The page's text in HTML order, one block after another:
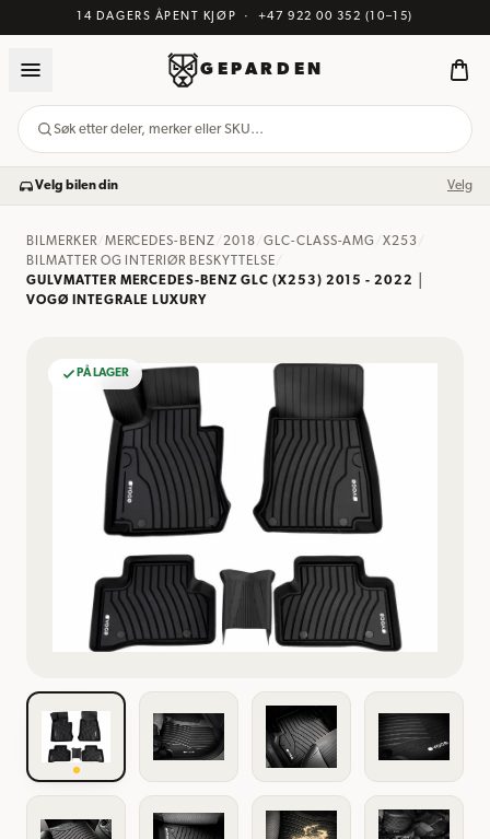
14 DAGERS ÅPENT KJØP · +47 922 00 352 (10–15)
GEPARDEN
Søk etter deler, merker eller SKU…
Velg bilen din Velg
BILMERKER/ MERCEDES-BENZ /2018 GLC-CLASS-AMG /X253
BILMATTER OG INTERIØR BESKYTTELSE
GULVMATTER MERCEDES-BENZ GLC (X253) 2015 - 2022 │
VOGØ INTEGRALE LUXURY
PÅ LAGER